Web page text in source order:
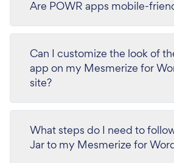
Are POWR apps mobile-
Can I customize the look of
app on my Mesmerize for
site?
What steps do I need to
Jar to my Mesmerize for